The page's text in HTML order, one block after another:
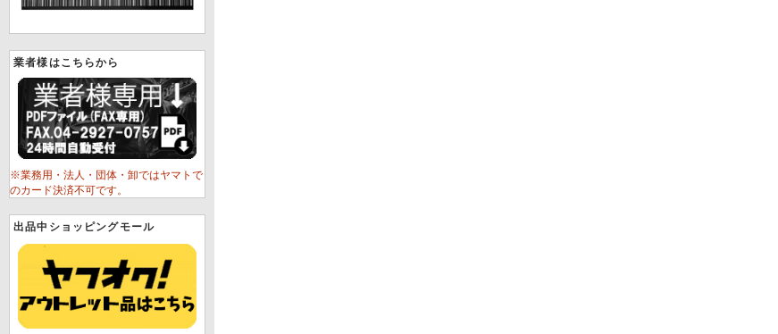
業者様はこちらから
※業務用・法人・団体・卸ではヤマトで
のカード決済不可です。
出品中ショッピングモール